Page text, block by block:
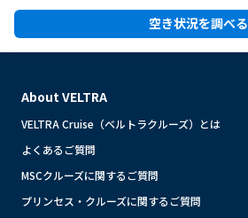
空き状況を調べる
About VELTRA
VELTRA Cruise（ベルトラクルーズ）とは
よくあるご質問
MSCクルーズに関するご質問
プリンセス・クルーズに関するご質問